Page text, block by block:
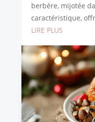
berbère, mijotée
caractéristique,
LIRE PLUS